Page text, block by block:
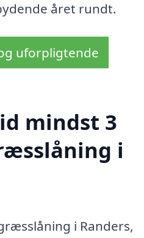
året rundt.
uforpligtende
mindst 3
i
i Randers,